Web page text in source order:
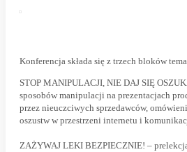
Konferencja składa się z trzech bloków
STOP MANIPULACJI, NIE DAJ SIĘ
sposobów manipulacji na prezentacjach
przez nieuczciwych sprzedawców,
oszustw w przestrzeni internetu i
ZAŻYWAJ LEKI BEZPIECZNIE! –